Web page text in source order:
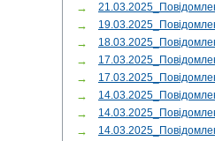
→
→
→
→
→
→
→
→